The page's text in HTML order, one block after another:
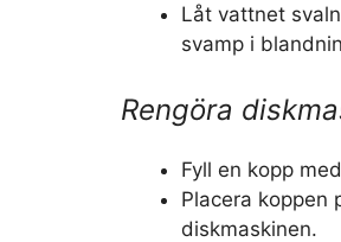
Låt vattnet
svamp i
Rengöra
Fyll en kopp
Placera koppen
diskmaskinen.